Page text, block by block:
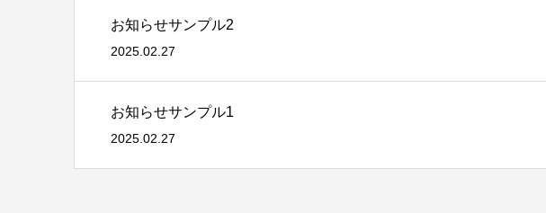
お知らせサンプル2
2025.02.27
お知らせサンプル1
2025.02.27